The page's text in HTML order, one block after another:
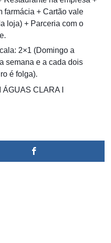
farmácia + Cartão vale
loja) + Parceria com o
2×1 (Domingo a
semana e a cada dois
é folga).
CLARA I